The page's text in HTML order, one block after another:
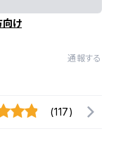
向け
通報する
(117)